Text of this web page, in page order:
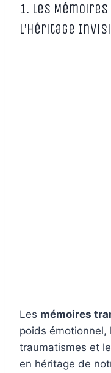
1. Les
L’Héritage
Les mémoires
poids
traumatismes et
en héritage de